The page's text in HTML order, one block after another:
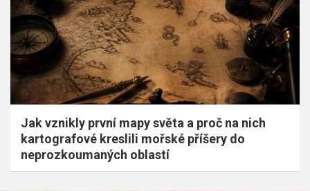
Jak vznikly první mapy světa a proč na nich
kartografové kreslili mořské příšery do
neprozkoumaných oblastí